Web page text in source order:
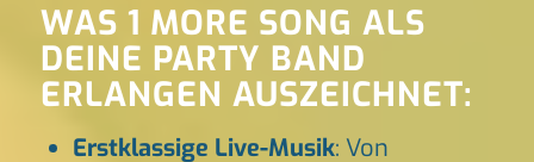
WAS 1 MORE SONG ALS
DEINE PARTY BAND
ERLANGEN AUSZEICHNET:
Erstklassige Live-Musik: Von